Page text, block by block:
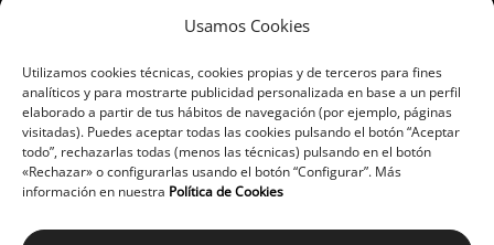
Usamos Cookies
Utilizamos cookies técnicas, cookies propias y de terceros para fines
analíticos y para mostrarte publicidad personalizada en base a un perfil
elaborado a partir de tus hábitos de navegación (por ejemplo, páginas
visitadas). Puedes aceptar todas las cookies pulsando el botón “Aceptar
todo”, rechazarlas todas (menos las técnicas) pulsando en el botón
«Rechazar» o configurarlas usando el botón “Configurar”. Más
información en nuestra Política de Cookies